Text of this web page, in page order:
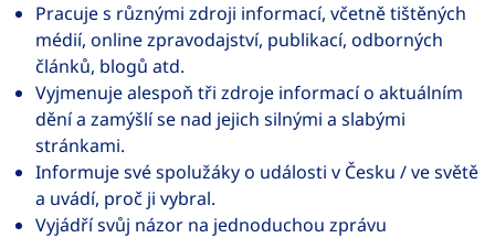
Pracuje s různými zdroji informací, včetně tištěných
médií, online zpravodajství, publikací, odborných
článků, blogů atd.
Vyjmenuje alespoň tři zdroje informací o aktuálním
dění a zamýšlí se nad jejich silnými a slabými
stránkami.
Informuje své spolužáky o události v Česku / ve světě
a uvádí, proč ji vybral.
Vyjádří svůj názor na jednoduchou zprávu